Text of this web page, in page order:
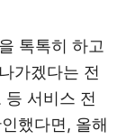
톡톡히 하고
가겠다는 전
서비스 전
했다면, 올해